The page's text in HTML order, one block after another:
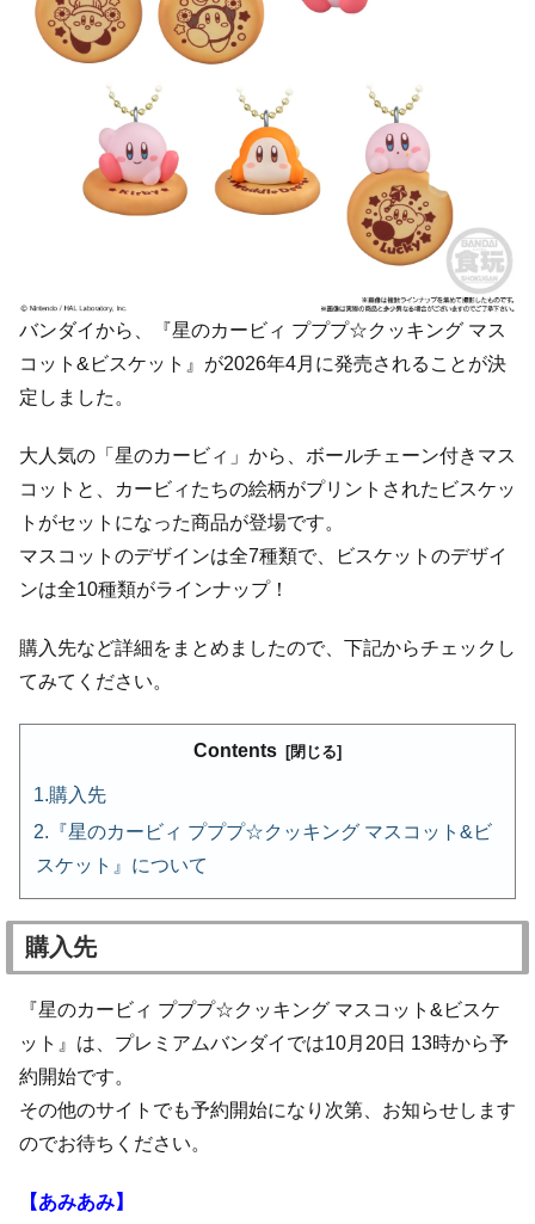
バンダイから、『星のカービィ プププ☆クッキング マス
コット&ビスケット』が2026年4月に発売されることが決
定しました。
大人気の「星のカービィ」から、ボールチェーン付きマス
コットと、カービィたちの絵柄がプリントされたビスケッ
トがセットになった商品が登場です。
マスコットのデザインは全7種類で、ビスケットのデザイ
ンは全10種類がラインナップ！
購入先など詳細をまとめましたので、下記からチェックし
てみてください。
Contents
購入先
『星のカービィ プププ☆クッキング マスコット&ビ
スケット』について
購入先
『星のカービィ プププ☆クッキング マスコット&ビスケ
ット』は、プレミアムバンダイでは10月20日 13時から予
約開始です。
その他のサイトでも予約開始になり次第、お知らせします
のでお待ちください。
【あみあみ】